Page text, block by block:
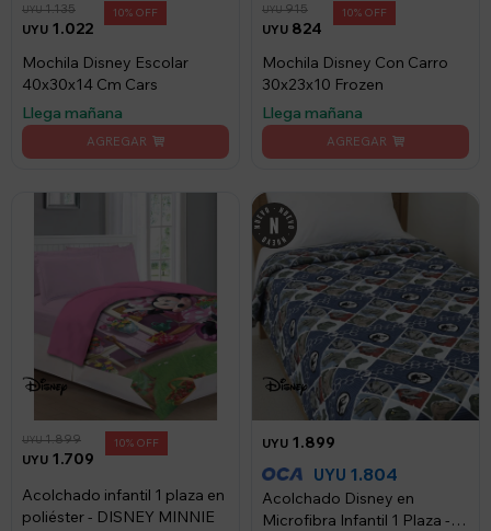
UYU 1.022
UYU1.135 10
Mochila Disney Escolar
40x30x14 Cm Cars
Llega mañana
UYU 824
UYU915 10
Mochila Disney Con Carro
30x23x10 Frozen
Llega mañana
UYU 1.709
UYU1.899 10
Acolchado infantil 1 plaza en
poliéster - DISNEY MINNIE
UYU 1.899
UYU 1.804
Acolchado Disney en
Microfibra Infantil 1 Plaza -